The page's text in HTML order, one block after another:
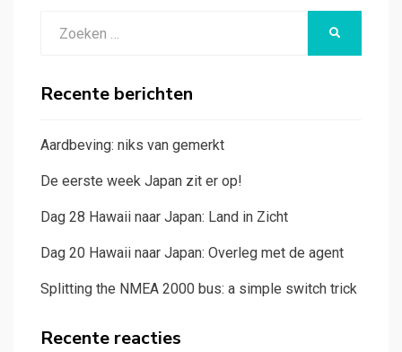
naar:
Recente berichten
Aardbeving: niks van gemerkt
De eerste week Japan zit er op!
Dag 28 Hawaii naar Japan: Land in Zicht
Dag 20 Hawaii naar Japan: Overleg met de agent
Splitting the NMEA 2000 bus: a simple switch trick
Recente reacties